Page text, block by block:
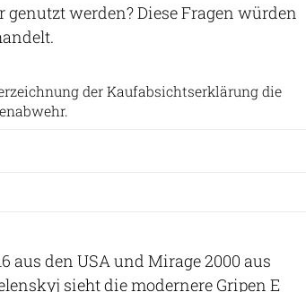
genutzt werden? Diese Fragen würden
der Kaufabsichtserklärung die
aus den USA und Mirage 2000 aus
sieht die modernere Gripen E